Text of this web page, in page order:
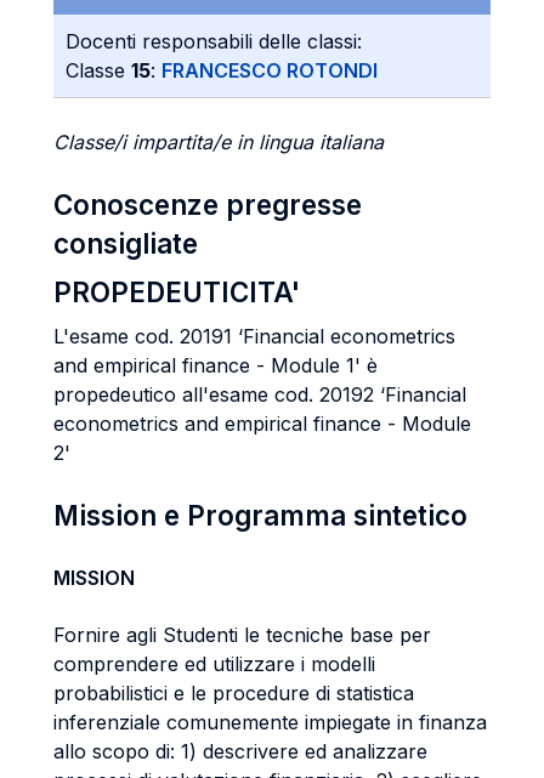
Docenti responsabili delle classi:
Classe 15: FRANCESCO ROTONDI
Classe/i impartita/e in lingua italiana
Conoscenze pregresse
consigliate
PROPEDEUTICITA'
L'esame cod. 20191 ‘Financial econometrics
and empirical finance - Module 1' è
propedeutico all'esame cod. 20192 ‘Financial
econometrics and empirical finance - Module
2'
Mission e Programma sintetico
MISSION
Fornire agli Studenti le tecniche base per
comprendere ed utilizzare i modelli
probabilistici e le procedure di statistica
inferenziale comunemente impiegate in finanza
allo scopo di: 1) descrivere ed analizzare